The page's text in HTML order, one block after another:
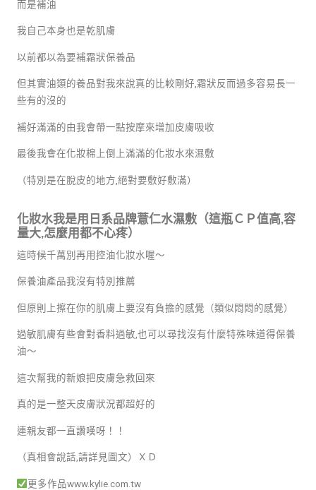
而是補油
我自己本身也是乾肌膚
以前都以為要補霜狀保養品
但其實油類的養品對我來說真的比較剛好,霜狀反而過多容易長一
些有的沒的
補好滿滿的由我會帶一點按摩來增加皮膚吸收
最後我會在化妝棉上倒上滿滿的化妝水來濕敷
（特別是在脫皮的地方 絕對要敷好敷滿）
化妝水我是用日系品牌薏仁水濕敷（這瓶ＣＰ值高,容
量大,怎麼用都不心疼）
這時候千萬別再用控油化妝水喔～
保養油產品我沒有特別推薦
但原則上擦在你的肌膚上要沒有負擔的感覺（類似悶悶的感覺）
過敏肌膚有些會對香料過敏,也可以尋找沒有什麼特殊味道得保養
油～
這次幫我的新娘把皮膚急救回來
真的是一整天皮膚狀況都超好的
連親友都一直讚嘆呀！！
（真相會說話,請詳見圖文）ＸＤ
更多作品www.kylie.com.tw